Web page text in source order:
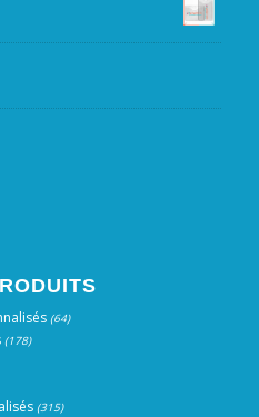
(64)
(178)
(315)